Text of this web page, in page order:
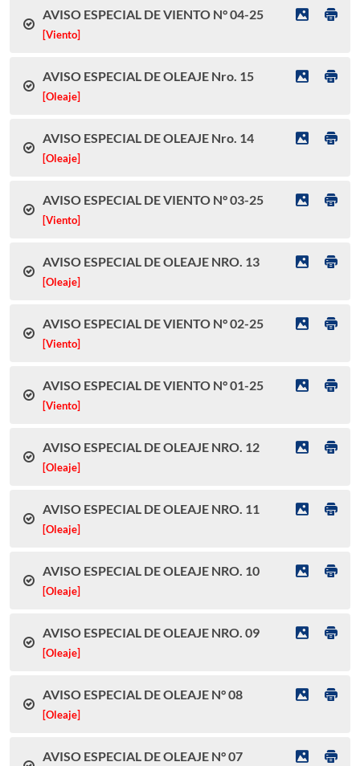
AVISO ESPECIAL DE VIENTO N° 04-25
[Viento]
AVISO ESPECIAL DE OLEAJE Nro. 15
[Oleaje]
AVISO ESPECIAL DE OLEAJE Nro. 14
[Oleaje]
AVISO ESPECIAL DE VIENTO N° 03-25
[Viento]
AVISO ESPECIAL DE OLEAJE NRO. 13
[Oleaje]
AVISO ESPECIAL DE VIENTO N° 02-25
[Viento]
AVISO ESPECIAL DE VIENTO N° 01-25
[Viento]
AVISO ESPECIAL DE OLEAJE NRO. 12
[Oleaje]
AVISO ESPECIAL DE OLEAJE NRO. 11
[Oleaje]
AVISO ESPECIAL DE OLEAJE NRO. 10
[Oleaje]
AVISO ESPECIAL DE OLEAJE NRO. 09
[Oleaje]
AVISO ESPECIAL DE OLEAJE N° 08
[Oleaje]
AVISO ESPECIAL DE OLEAJE N° 07